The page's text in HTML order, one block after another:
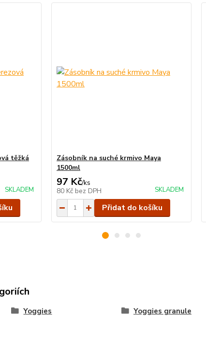
těžká
SKLADEM
Zásobník na suché krmivo Maya
1500ml
97 Kč/ks
80 Kč bez DPH SKLADEM
Přidat do košíku
Yoggies Yoggies granule